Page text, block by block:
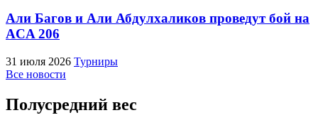
Али Багов и Али Абдулхаликов проведут бой на
ACA 206
31 июля 2026 Турниры
Все новости
Полусредний вес